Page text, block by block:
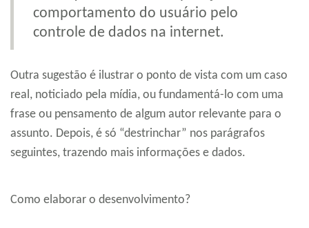
comportamento do usuário pelo
controle de dados na internet.
Outra sugestão é ilustrar o ponto de vista com um caso
real, noticiado pela mídia, ou fundamentá-lo com uma
frase ou pensamento de algum autor relevante para o
assunto. Depois, é só “destrinchar” nos parágrafos
seguintes, trazendo mais informações e dados.
Como elaborar o desenvolvimento?